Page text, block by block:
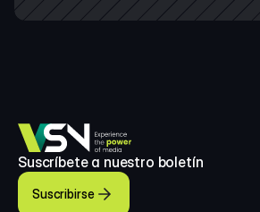
Suscríbete a nuestro boletín
Suscribirse